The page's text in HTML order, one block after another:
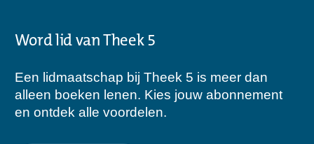
Word lid van Theek 5
Een lidmaatschap bij Theek 5 is meer dan
alleen boeken lenen. Kies jouw abonnement
en ontdek alle voordelen.